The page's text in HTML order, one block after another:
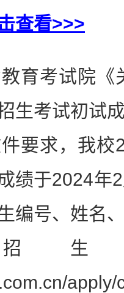
查看>>>
考试院《
生考试初试
要求，我校
绩于2024年
编号、姓名
生